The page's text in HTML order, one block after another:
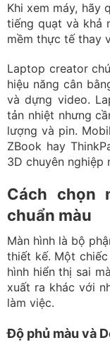
Khi xem máy, hãy
tiếng quạt và khả
mềm thực tế thay
Laptop creator
hiệu năng cân
và dựng video.
tản nhiệt nhưng
lượng và pin.
ZBook hay
3D chuyên nghiệp
Cách chọn
chuẩn màu
Màn hình là bộ
thiết kế. Một
hình hiển thị sai
xuất ra khác với
làm việc.
Độ phủ màu và